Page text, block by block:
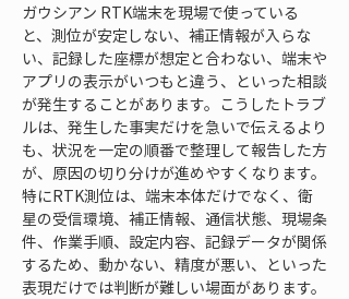
ガウシアン RTK端末を現場で使っている
と、測位が安定しない、補正情報が入らな
い、記録した座標が想定と合わない、端末や
アプリの表示がいつもと違う、といった相談
が発生することがあります。こうしたトラブ
ルは、発生した事実だけを急いで伝えるより
も、状況を一定の順番で整理して報告した方
が、原因の切り分けが進めやすくなります。
特にRTK測位は、端末本体だけでなく、衛
星の受信環境、補正情報、通信状態、現場条
件、作業手順、設定内容、記録データが関係
するため、動かない、精度が悪い、といった
表現だけでは判断が難しい場面があります。